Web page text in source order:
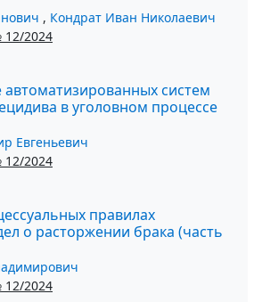
, Кондрат Иван Николаевич
2024
систем
в уголовном процессе
Евгеньевич
2024
правилах
о расторжении брака (часть
2024